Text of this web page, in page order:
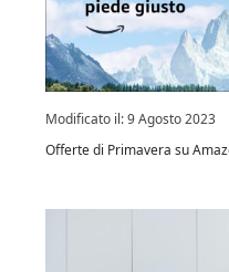
Modificato il:9 Agosto 2023
Offerte di Primavera su